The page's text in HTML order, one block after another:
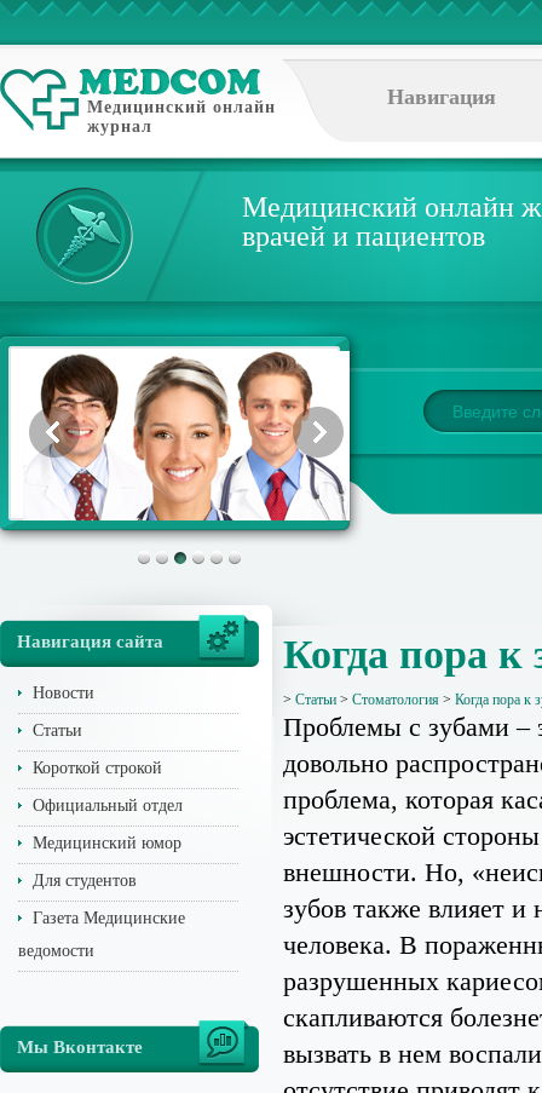
Медицинский онлайн
журнал
Навигация
Медицинский онлайн
врачей и пациентов
Навигация сайта
Новости
Статьи
Короткой строкой
Официальный отдел
Медицинский юмор
Для студентов
Газета Медицинские
ведомости
Мы Вконтакте
Когда пора к
> Статьи > Стоматология > Когда пора к
Проблемы с зубами –
довольно
проблема, которая
эстетической
внешности. Но,
зубов также влияет и
человека. В
разрушенных
скапливаются
вызвать в нем